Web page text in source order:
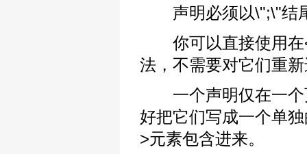
声明必须以\";\"结尾
你可以直接使用在
法，不需要对它们重
一个声明仅在一个
好把它们写成一个单
>元素包含进来。